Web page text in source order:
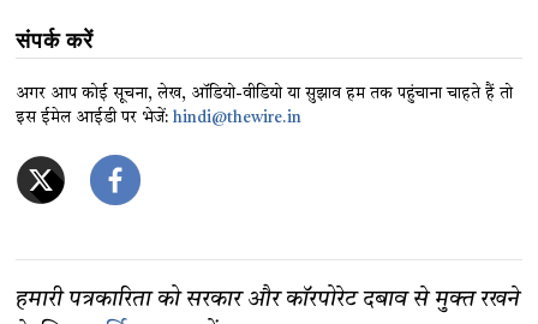
संपर्क करें
अगर आप कोई सूचना, लेख, ऑडियो-वीडियो या सुझाव हम तक पहुंचाना चाहते हैं तो
इस ईमेल आईडी पर भेजें:hindi@thewire.in
हमारी पत्रकारिता को सरकार और कॉरपोरेट दबाव से मुक्त रखने